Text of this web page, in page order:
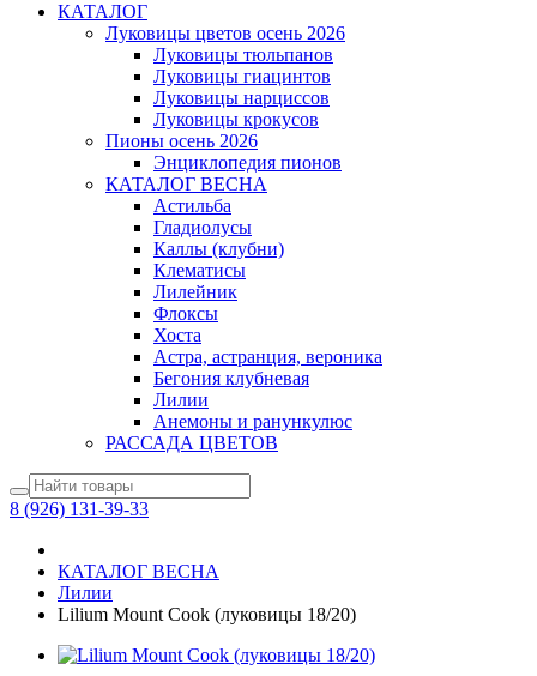
КАТАЛОГ
Луковицы цветов осень 2026
Луковицы тюльпанов
Луковицы гиацинтов
Луковицы нарциссов
Луковицы крокусов
Пионы осень 2026
Энциклопедия пионов
КАТАЛОГ ВЕСНА
Астильба
Гладиолусы
Каллы (клубни)
Клематисы
Лилейник
Флоксы
Хоста
Астра, астранция, вероника
Бегония клубневая
Лилии
Анемоны и ранункулюс
РАССАДА ЦВЕТОВ
8 (926) 131-39-33
КАТАЛОГ ВЕСНА
Лилии
Lilium Mount Cook (луковицы 18/20)